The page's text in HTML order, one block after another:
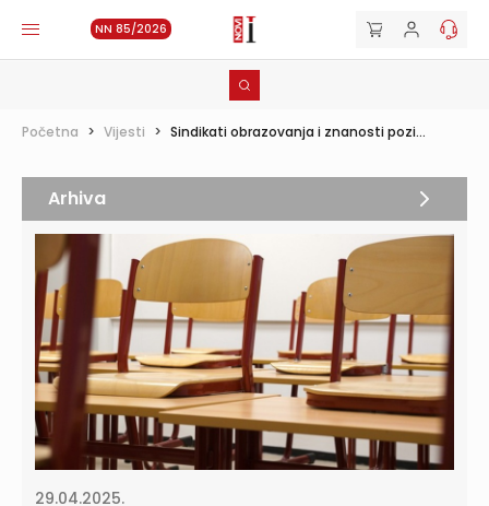
NN 85/2026
Početna > Vijesti > Sindikati obrazovanja i znanosti pozi...
29.04.2025.
Arhiva